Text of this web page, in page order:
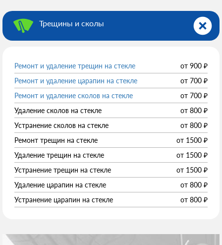
Трещины и сколы
Ремонт и удаление трещин на стекле от 900 ₽
Ремонт и удаление царапин на стекле
от 700 ₽
Ремонт и удаление сколов на стекле
от 700 ₽
Удаление сколов на стекле
от 800 ₽
Устранение сколов на стекле
от 800 ₽
Ремонт трещин на стекле
от 1500 ₽
Удаление трещин на стекле
от 1500 ₽
Устранение трещин на стекле
от 1500 ₽
Удаление царапин на стекле
от 800 ₽
Устранение царапин на стекле
от 800 ₽